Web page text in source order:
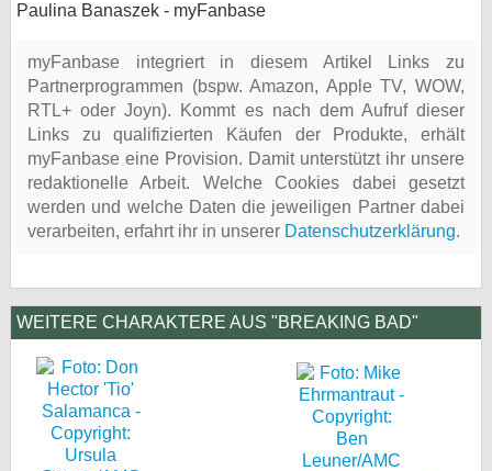
Paulina Banaszek - myFanbase
myFanbase integriert in diesem Artikel Links zu
Partnerprogrammen (bspw. Amazon, Apple TV, WOW,
RTL+ oder Joyn). Kommt es nach dem Aufruf dieser
Links zu qualifizierten Käufen der Produkte, erhält
myFanbase eine Provision. Damit unterstützt ihr unsere
redaktionelle Arbeit. Welche Cookies dabei gesetzt
werden und welche Daten die jeweiligen Partner dabei
verarbeiten, erfahrt ihr in unserer Datenschutzerklärung.
WEITERE CHARAKTERE AUS "BREAKING BAD"